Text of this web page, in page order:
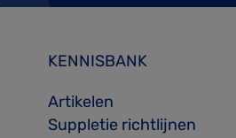
KENNISBANK
Artikelen
Suppletie richtlijnen